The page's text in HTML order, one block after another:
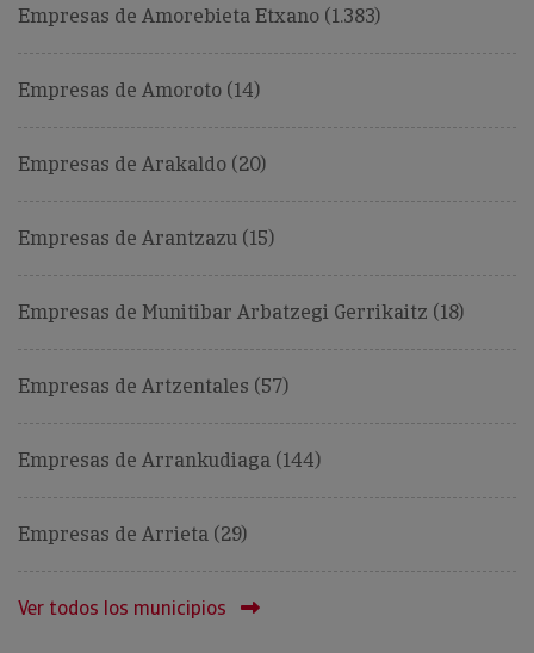
Empresas de Amorebieta Etxano (1.383)
Empresas de Amoroto (14)
Empresas de Arakaldo (20)
Empresas de Arantzazu (15)
Empresas de Munitibar Arbatzegi Gerrikaitz (18)
Empresas de Artzentales (57)
Empresas de Arrankudiaga (144)
Empresas de Arrieta (29)
Ver todos los municipios